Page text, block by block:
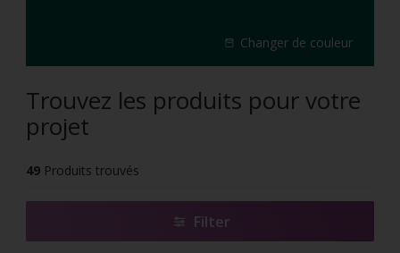
Changer de couleur
Trouvez les produits pour votre
projet
49 Produits trouvés
Filter